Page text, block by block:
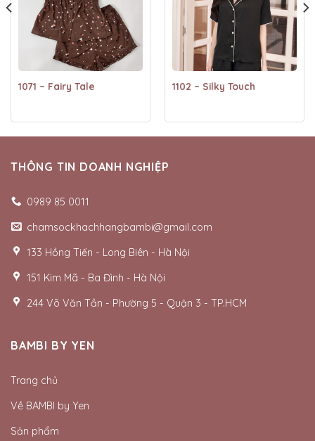
1071 – Fairy Tale 1102 – Silky Touch
THÔNG TIN DOANH NGHIỆP
0989 85 0011
chamsockhachhangbambi@gmail.com
133 Hồng Tiến - Long Biên - Hà Nội
151 Kim Mã - Ba Đình - Hà Nội
244 Võ Văn Tần - Phường 5 - Quận 3 - TP.HCM
BAMBI BY YEN
Trang chủ
Về BAMBI by Yen
Sản phẩm